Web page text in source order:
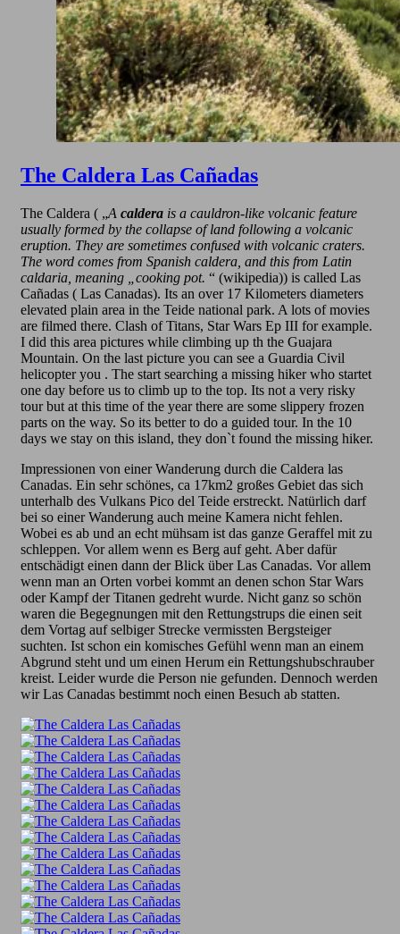
The Caldera Las Cañadas
The Caldera ( „A caldera is a cauldron-like volcanic feature
usually formed by the collapse of land following a volcanic
eruption. They are sometimes confused with volcanic craters.
The word comes from Spanish caldera , and this from Latin
caldaria , meaning „cooking pot. “ (wikipedia)) is called Las
Cañadas ( Las Canadas). Its an over 17 Kilometers diameters
elevated plain area in the Teide national park. A lots of movies
are filmed there. Clash of Titans, Star Wars Ep III for example.
I did this area pictures while climbing up th the Guajara
Mountain. On the last picture you can see a Guardia Civil
helicopter you . The start searching a missing hiker who startet
one day before us to climb up to the top. Its not a very risky
tour but at this time of the year there are some slippery frozen
parts on the way. So its better to do a guided tour. In the 10
days we stay on this island, they don`t found the missing hiker.
Impressionen von einer Wanderung durch die Caldera las
Canadas. Ein sehr schönes, ca 17km2 großes Gebiet das sich
unterhalb des Vulkans Pico del Teide erstreckt. Natürlich darf
bei so einer Wanderung auch meine Kamera nicht fehlen.
Wobei es ab und an echt mühsam ist das ganze Geraffel mit zu
schleppen. Vor allem wenn es Berg auf geht. Aber dafür
entschädigt einen dann der Blick über Las Canadas. Vor allem
wenn man an Orten vorbei kommt an denen schon Star Wars
oder Kampf der Titanen gedreht wurde. Nicht ganz so schön
waren die Begegnungen mit den Rettungstrups die einen seit
dem Vortag auf selbiger Strecke vermissten Bergsteiger
suchten. Ist schon ein komisches Gefühl wenn man an einem
Abgrund steht und um einen Herum ein Rettungshubschrauber
kreist. Leider wurde die Person nie gefunden. Dennoch werden
wir Las Canadas bestimmt noch einen Besuch ab statten.